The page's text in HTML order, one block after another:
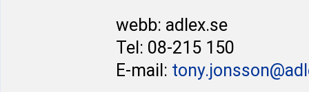
webb: adlex.se
Tel: 08-215 150
E-mail: